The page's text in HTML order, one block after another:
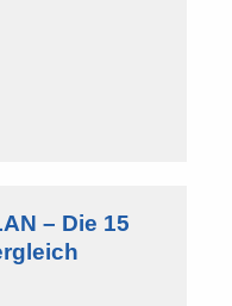
– Die 15